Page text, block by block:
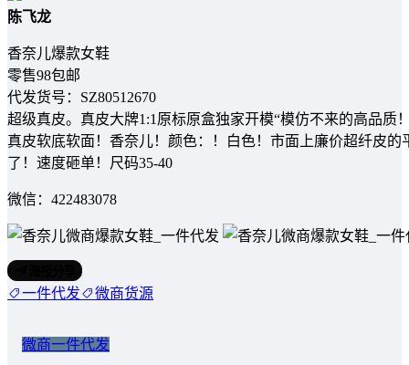
陈飞龙
香奈儿爆款女鞋
零售98包邮
代发货号：SZ80512670
超级真皮。真皮大牌1:1原标原盒独家开模“模仿不来的高品质
真皮软底软面！香奈儿！颜色：！白色！市面上廉价超纤皮
了！速度砸单！尺码35-40
微信：422483078
一件代发 微商货源
微商一件代发